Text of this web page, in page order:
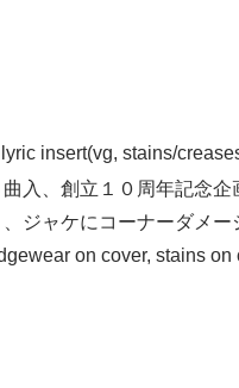
insert(vg, stains/
入、創立１０周年記念
ジャケにコーナーダメ
on cover, stains